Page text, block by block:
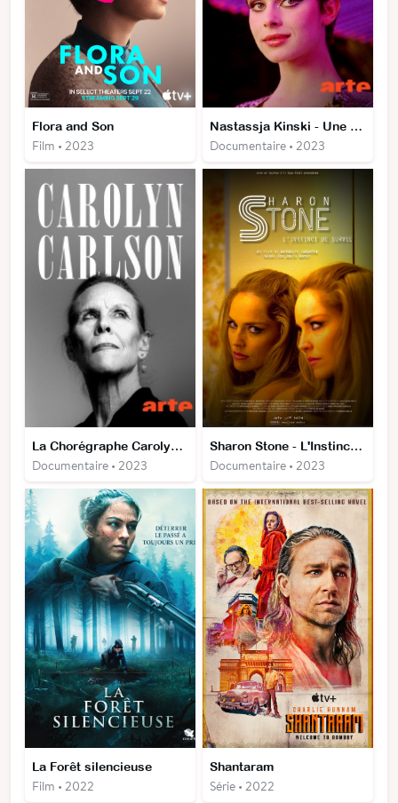
Flora and Son
Film • 2023
Nastassja Kinski - Une vie à soi
Documentaire • 2023
La Chorégraphe Carolyn Carlson : Oser la danse
Documentaire • 2023
Sharon Stone - L'Instinct de survie
Documentaire • 2023
La Forêt silencieuse
Film • 2022
Shantaram
Série • 2022